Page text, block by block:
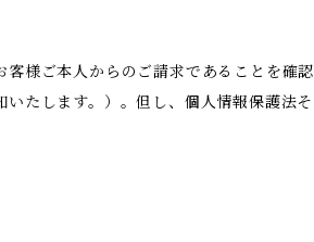
様ご本人からのご請求であることを確認
たします。）。但し、個人情報保護法そ